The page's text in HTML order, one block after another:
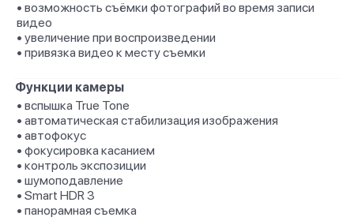
• возможность съёмки фотографий во время записи
видео
• увеличение при воспроизведении
• привязка видео к месту съемки
Функции камеры
• вспышка True Tone
• автоматическая стабилизация изображения
• автофокус
• фокусировка касанием
• контроль экспозиции
• шумоподавление
• Smart HDR 3
• панорамная съемка